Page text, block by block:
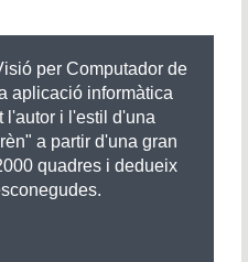
per Computador de
aplicació informàtica
l'autor i l'estil d'una
a partir d'una gran
quadres i dedueix